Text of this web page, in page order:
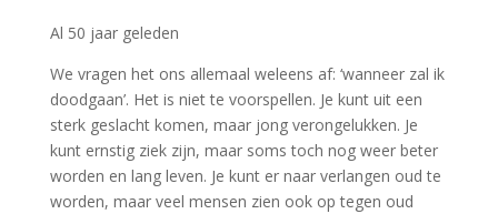
Al 50 jaar geleden
We vragen het ons allemaal weleens af: ‘wanneer zal ik
doodgaan’. Het is niet te voorspellen. Je kunt uit een
sterk geslacht komen, maar jong verongelukken. Je
kunt ernstig ziek zijn, maar soms toch nog weer beter
worden en lang leven. Je kunt er naar verlangen oud te
worden, maar veel mensen zien ook op tegen oud